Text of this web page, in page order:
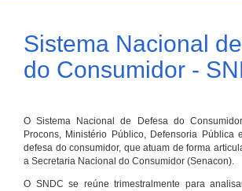
Sistema Nacional
do Consumidor -
O Sistema Nacional de Defesa do
Procons, Ministério Público, Defensoria Pública
defesa do consumidor, que atuam de forma
a Secretaria Nacional do Consumidor (Senacon).
O SNDC se reúne trimestralmente para